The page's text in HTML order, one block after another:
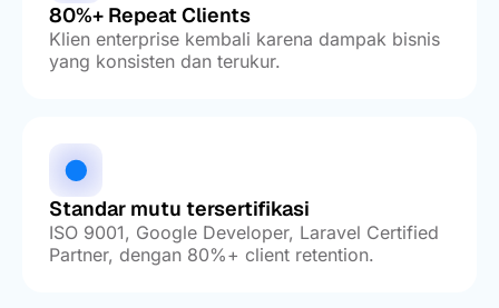
80%+ Repeat Clients
Klien enterprise kembali karena dampak bisnis
yang konsisten dan terukur.
Standar mutu tersertifikasi
ISO 9001, Google Developer, Laravel Certified
Partner, dengan 80%+ client retention.